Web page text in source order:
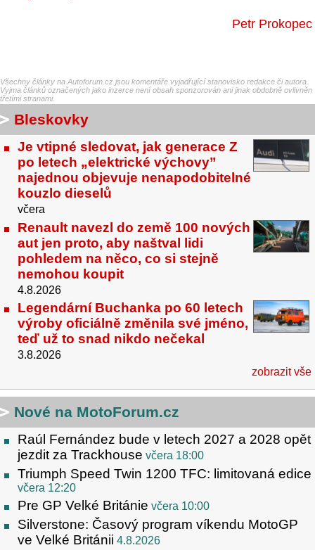
Petr Prokopec
Všechny články na Autoforum.cz jsou komentáře vyjadřující stanovisko redakce či autora.
Vyjma článků označených jako inzerce není obsah sponzorován ani jinak obdobně ovlivněn
třetími stranami.
Bleskovky
Je vtipné sledovat, jak generace Z
po letech „elektrické výchovy”
najednou objevuje nenapodobitelné
kouzlo dieselů
včera
Renault navezl do země 100 nových
aut jen proto, aby naštval lidi
pohledem na něco, co si stejně
nemohou koupit
4.8.2026
Legendární Buchanka po 60 letech
výroby oficiálně změnila své jméno,
teď už to snad nikdo nečekal
3.8.2026
zobrazit vše
Nové na MotoForum.cz
Raúl Fernández bude v letech 2027 a 2028 opět
jezdit za Trackhouse včera 18:00
Triumph Speed Twin 1200 TFC: limitovaná edice
včera 12:20
Pre GP Velké Británie včera 10:00
Silverstone: Časový program víkendu MotoGP
ve Velké Británii 4.8.2026